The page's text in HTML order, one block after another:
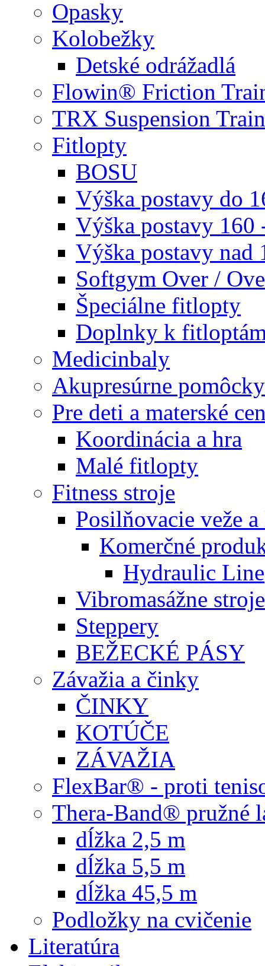
Opasky
Kolobežky
Detské odrážadlá
Flowin® Friction
TRX Suspension
Fitlopty
BOSU
Výška postavy do
Výška postavy 160
Výška postavy nad
Softgym Over /
Špeciálne fitlopty
Doplnky k
Medicinbaly
Akupresúrne pomôcky
Pre deti a materské
Koordinácia a hra
Malé fitlopty
Fitness stroje
Posilňovacie veže
Komerčné
Hydraulic Line
Vibromasážne stroje
Steppery
BEŽECKÉ PÁSY
Závažia a činky
ČINKY
KOTÚČE
ZÁVAŽIA
FlexBar® - proti
Thera-Band® pružné
dĺžka 2,5 m
dĺžka 5,5 m
dĺžka 45,5 m
Podložky na cvičenie
Literatúra